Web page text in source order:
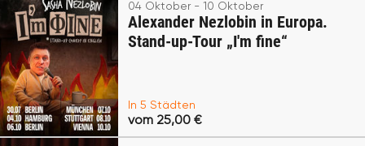
04 Oktober - 10 Oktober
Alexander Nezlobin in Europa.
Stand-up-Tour „I'm fine“
In 5 Städten
vom 25,00 €